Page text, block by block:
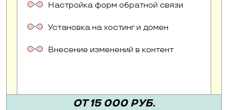
Настройка форм обратной связи
Установка на хостинг и домен
Внесение изменений в контент
ОТ 15 000 РУБ.